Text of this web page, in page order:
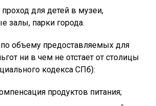
для детей в музеи,
залы, парки города.
объему предоставляемых для
ни в чем не отстает от столицы
кодекса СПб):
продуктов питания;